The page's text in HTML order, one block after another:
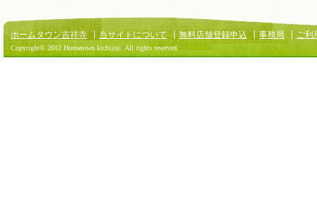
ホームタウン吉祥寺 当サイトについて 無料店舗登録申込 事務局 ご利
Copyright© 2012 Hometown kichijoji. All rights reserved.